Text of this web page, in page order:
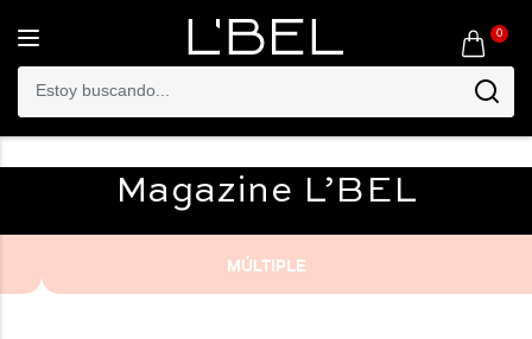
0
Magazine L’BEL
MÚLTIPLE